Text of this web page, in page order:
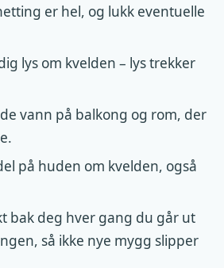
er hel, og lukk eventuelle
lys om kvelden – lys trekker
vann på balkong og rom, der
på huden om kvelden, også
bak deg hver gang du går ut
så ikke nye mygg slipper